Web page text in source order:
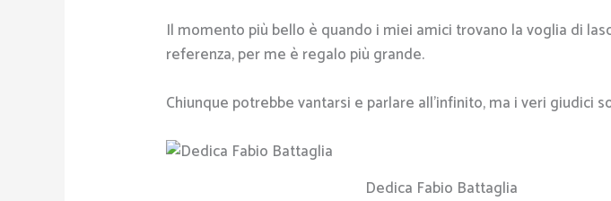
Il momento più bello è quando i miei amici trovano la voglia di
referenza, per me è regalo più grande.
Chiunque potrebbe vantarsi e parlare all’infinito, ma i veri giudici
Dedica Fabio Battaglia